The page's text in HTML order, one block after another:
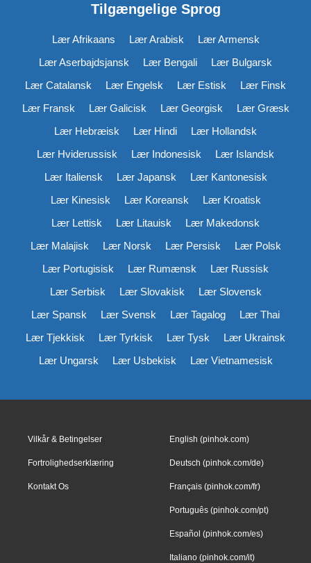
Tilgængelige Sprog
Lær Afrikaans Lær Arabisk
Lær Armensk
Lær Aserbajdsjansk
Lær Bengali
Lær Bulgarsk
Lær Catalansk
Lær Engelsk Lær Estisk
Lær Finsk
Lær Fransk
Lær Galicisk Lær Georgisk
Lær Græsk
Lær Hebræisk
Lær Hindi
Lær Hollandsk
Lær Hviderussisk
Lær Indonesisk
Lær Islandsk
Lær Italiensk
Lær Japansk
Lær Kantonesisk
Lær Kinesisk
Lær Koreansk
Lær Kroatisk
Lær Lettisk
Lær Litauisk
Lær Makedonsk
Lær Malajisk
Lær Norsk Lær Persisk
Lær Polsk
Lær Portugisisk
Lær Rumænsk
Lær Russisk
Lær Serbisk
Lær Slovakisk
Lær Slovensk
Lær Spansk
Lær Svensk Lær Tagalog
Lær Thai
Lær Tjekkisk
Lær Tyrkisk Lær Tysk
Lær Ukrainsk
Lær Ungarsk
Lær Usbekisk Lær Vietnamesisk
Vilkår & Betingelser
Fortrolighedserklæring
Kontakt Os
English (pinhok.com)
Deutsch (pinhok.com/de)
Français (pinhok.com/fr)
Português (pinhok.com/pt)
Español (pinhok.com/es)
Italiano (pinhok.com/it)